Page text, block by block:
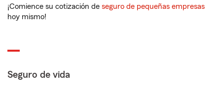
¡Comience su cotización de seguro de pequeñas empresas
hoy mismo!
Seguro de vida